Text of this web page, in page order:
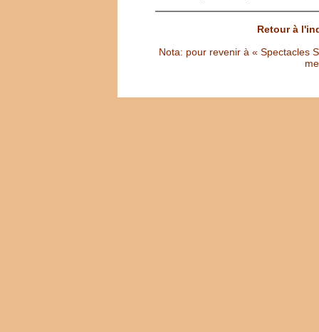
Retour à
Nota: pour revenir à « Spectacles